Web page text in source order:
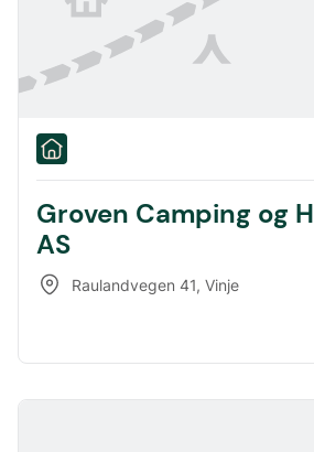
Groven Camping og
AS
Raulandvegen 41, Vinje